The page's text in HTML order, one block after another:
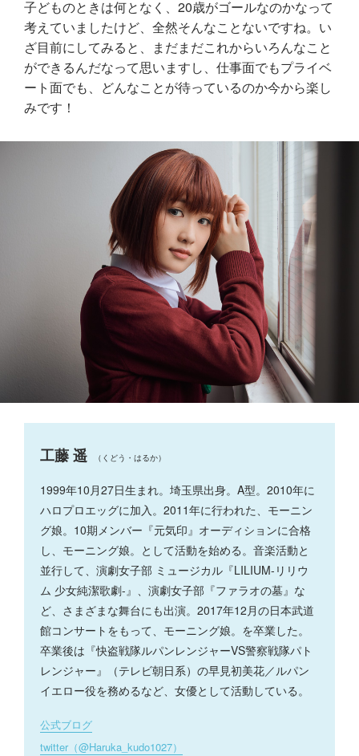
子どものときは何となく、20歳がゴールなのかなって
考えていましたけど、全然そんなことないですね。い
ざ目前にしてみると、まだまだこれからいろんなこと
ができるんだなって思いますし、仕事面でもプライベ
ート面でも、どんなことが待っているのか今から楽し
みです！
工藤 遥 （くどう・はるか）
1999年10月27日生まれ。埼玉県出身。A型。2010年に
ハロプロエッグに加入。2011年に行われた、モーニン
グ娘。10期メンバー『元気印』オーディションに合格
し、モーニング娘。として活動を始める。音楽活動と
並行して、演劇女子部 ミュージカル『LILIUM-リリウ
ム 少女純潔歌劇-』、演劇女子部『ファラオの墓』な
ど、さまざまな舞台にも出演。2017年12月の日本武道
館コンサートをもって、モーニング娘。を卒業した。
卒業後は『快盗戦隊ルパンレンジャーVS警察戦隊パト
レンジャー』（テレビ朝日系）の早見初美花／ルパン
イエロー役を務めるなど、女優として活動している。
公式ブログ
twitter（@Haruka_kudo1027）